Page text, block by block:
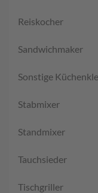
Reiskocher
Sandwichmaker
Sonstige
Stabmixer
Standmixer
Tauchsieder
Tischgriller